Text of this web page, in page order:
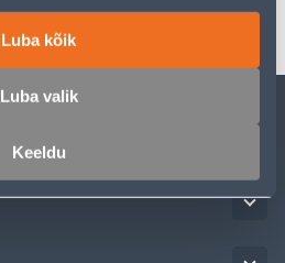
Luba kõik
Luba valik
Keeldu